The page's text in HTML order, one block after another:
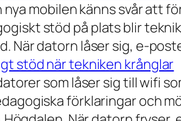
mobilen känns svår att
stöd på plats blir
När datorn låser sig, e-
stöd när tekniken krånglar
som låser sig till wifi
förklaringar och